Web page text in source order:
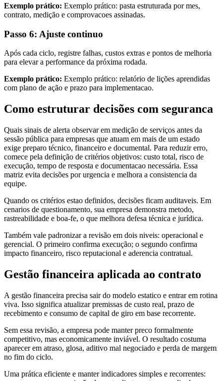
Exemplo prático: Exemplo prático: pasta estruturada por mes,
contrato, medição e comprovacoes assinadas.
Passo 6: Ajuste continuo
Após cada ciclo, registre falhas, custos extras e pontos de melhoria
para elevar a performance da próxima rodada.
Exemplo prático: Exemplo prático: relatório de lições aprendidas
com plano de ação e prazo para implementacao.
Como estruturar decisões com seguranca
Quais sinais de alerta observar em medição de serviços antes da
sessão pública para empresas que atuam em mais de um estado
exige preparo técnico, financeiro e documental. Para reduzir erro,
comece pela definição de critérios objetivos: custo total, risco de
execução, tempo de resposta e documentacao necessária. Essa
matriz evita decisões por urgencia e melhora a consistencia da
equipe.
Quando os critérios estao definidos, decisões ficam auditaveis. Em
cenarios de questionamento, sua empresa demonstra metodo,
rastreabilidade e boa-fe, o que melhora defesa técnica e jurídica.
Também vale padronizar a revisão em dois niveis: operacional e
gerencial. O primeiro confirma execução; o segundo confirma
impacto financeiro, risco reputacional e aderencia contratual.
Gestão financeira aplicada ao contrato
A gestão financeira precisa sair do modelo estatico e entrar em rotina
viva. Isso significa atualizar premissas de custo real, prazo de
recebimento e consumo de capital de giro em base recorrente.
Sem essa revisão, a empresa pode manter preco formalmente
competitivo, mas economicamente inviável. O resultado costuma
aparecer em atraso, glosa, aditivo mal negociado e perda de margem
no fim do ciclo.
Uma prática eficiente e manter indicadores simples e recorrentes: